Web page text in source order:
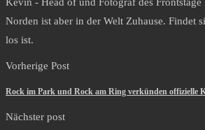
Norden ist aber in der Welt Zuhause. Findet
los ist.
Vorherige Post
Rock im Park und Rock am Ring verkünden offizielle
Nächster post